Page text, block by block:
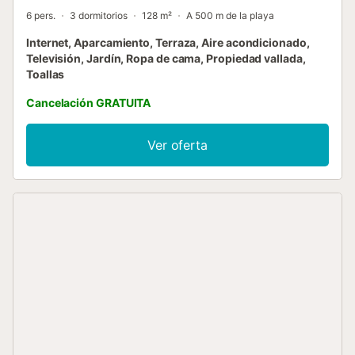
6 pers. 3 dormitorios 128 m² A 500 m de la playa
Internet, Aparcamiento, Terraza, Aire acondicionado,
Televisión, Jardín, Ropa de cama, Propiedad vallada,
Toallas
Cancelación GRATUITA
Ver oferta